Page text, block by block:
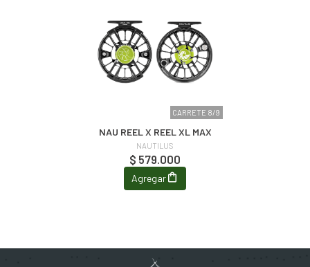
CARRETE 8/9
NAU REEL X REEL XL MAX
NAUTILUS
$ 579.000
Agregar